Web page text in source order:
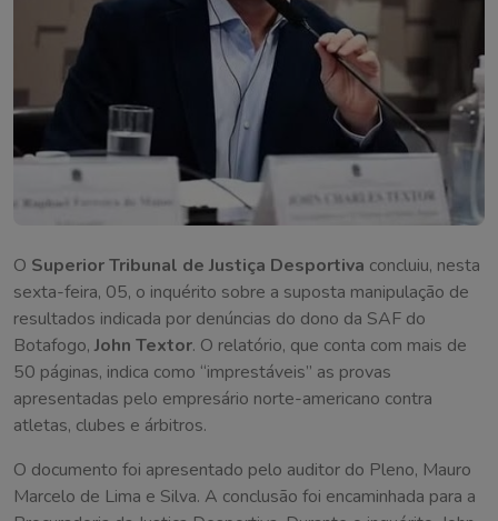
O Superior Tribunal de Justiça Desportiva concluiu, nesta
sexta-feira, 05, o inquérito sobre a suposta manipulação de
resultados indicada por denúncias do dono da SAF do
Botafogo, John Textor. O relatório, que conta com mais de
50 páginas, indica como “imprestáveis” as provas
apresentadas pelo empresário norte-americano contra
atletas, clubes e árbitros.
O documento foi apresentado pelo auditor do Pleno, Mauro
Marcelo de Lima e Silva. A conclusão foi encaminhada para a